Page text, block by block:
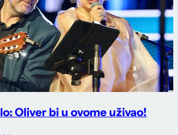
Oliver bi u ovome uživao!